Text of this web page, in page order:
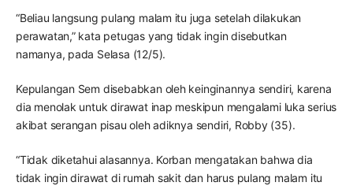
“Beliau langsung pulang malam itu juga setelah dilakukan
perawatan,” kata petugas yang tidak ingin disebutkan
namanya, pada Selasa (12/5).
Kepulangan Sem disebabkan oleh keinginannya sendiri, karena
dia menolak untuk dirawat inap meskipun mengalami luka serius
akibat serangan pisau oleh adiknya sendiri, Robby (35).
“Tidak diketahui alasannya. Korban mengatakan bahwa dia
tidak ingin dirawat di rumah sakit dan harus pulang malam itu